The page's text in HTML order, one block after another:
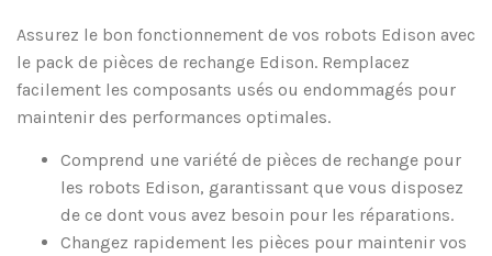
Assurez le bon fonctionnement de vos robots Edison avec
le pack de pièces de rechange Edison. Remplacez
facilement les composants usés ou endommagés pour
maintenir des performances optimales.
Comprend une variété de pièces de rechange pour
les robots Edison, garantissant que vous disposez
de ce dont vous avez besoin pour les réparations.
Changez rapidement les pièces pour maintenir vos